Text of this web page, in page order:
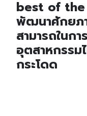
best of the
พัฒนาศักยภ
สามารถในก
อุตสาหกรรม
กระโดด